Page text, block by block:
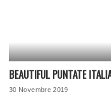
BEAUTIFUL PUNTATE
30 Novembre 2019